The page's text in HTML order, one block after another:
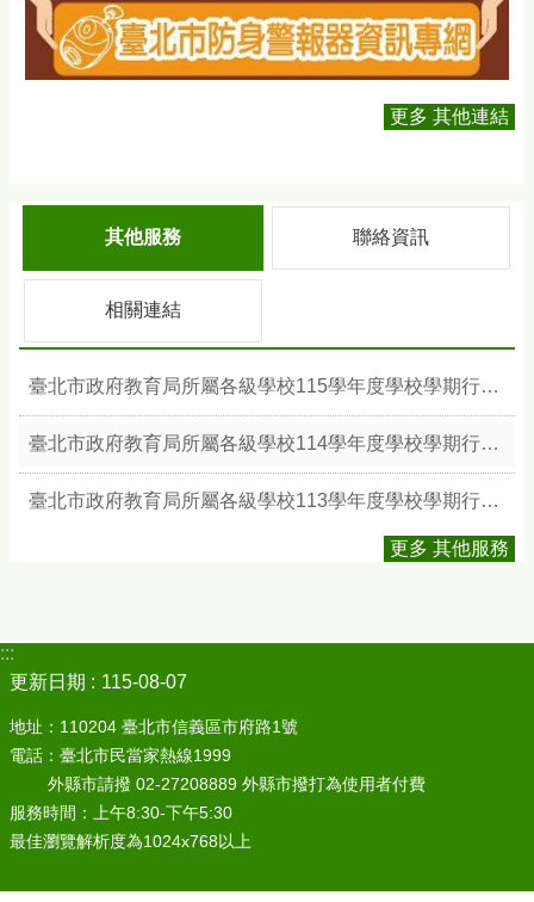
更多 其他連結
其他服務 聯絡資訊
相關連結
臺北市政府教育局所屬各級學校115學年度學校學期行事簡曆
臺北市政府教育局所屬各級學校114學年度學校學期行事簡曆
臺北市政府教育局所屬各級學校113學年度學校學期行事簡曆
更多 其他服務
:::
更新日期
115-08-07
地址：110204 臺北市信義區市府路1號
電話：臺北市民當家熱線1999
外縣市請撥 02-27208889 外縣市撥打為使用者付費
服務時間：上午8:30-下午5:30
最佳瀏覽解析度為1024x768以上